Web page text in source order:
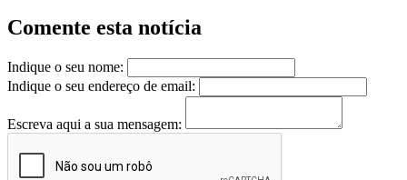
Comente esta notícia
Indique o seu nome:
Indique o seu endereço de email:
Escreva aqui a sua mensagem: